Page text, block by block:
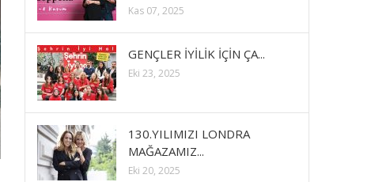
Kas 07, 2025
GENÇLER İYİLİK İÇİN ÇA...
Eki 23, 2025
130.YILIMIZI LONDRA
MAĞAZAMIZ...
Eki 20, 2025